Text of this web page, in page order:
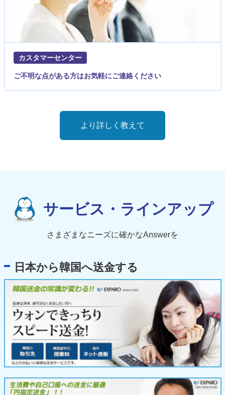
カスタマーセンター
ご不明な点がある方はお気軽にご連絡ください
より詳しく教えて
サービス・ラインアップ
さまざまなニーズに確かなAnswerを
日本から韓国へ送金する